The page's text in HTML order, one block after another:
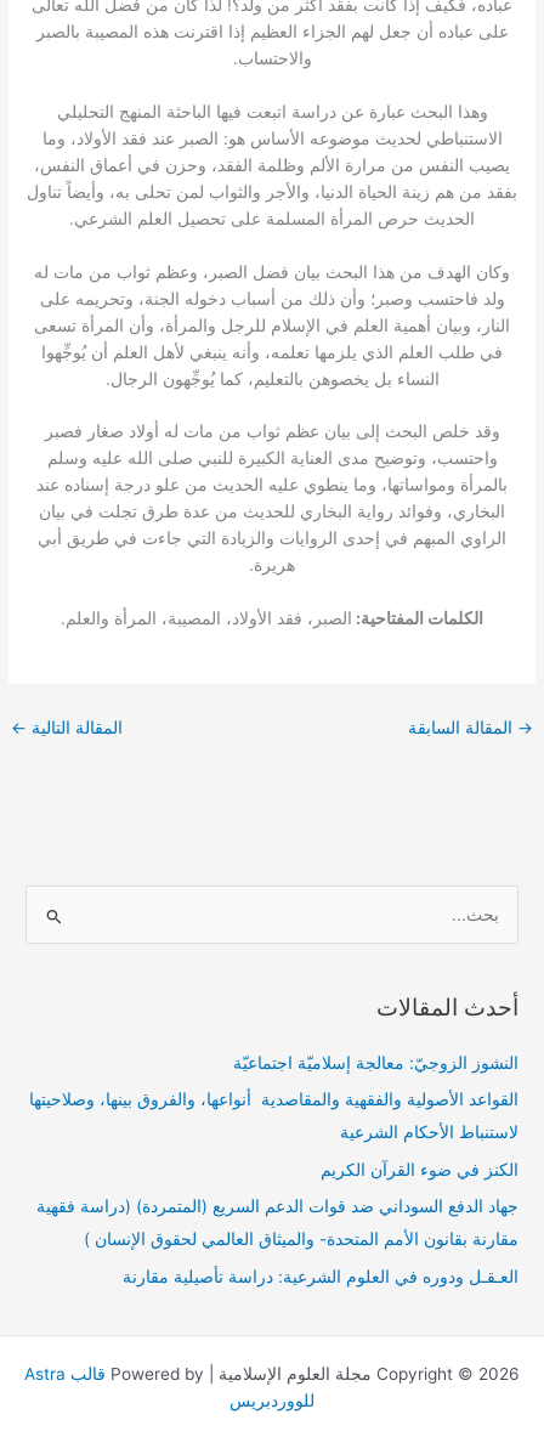
عباده، فكيف إذا كانت بفقد أكثر من ولد؟! لذا كان من فضل الله تعالى
على عباده أن جعل لهم الجزاء العظيم إذا اقترنت هذه المصيبة بالصبر
والاحتساب.
وهذا البحث عبارة عن دراسة اتبعت فيها الباحثة المنهج التحليلي
الاستنباطي لحديث موضوعه الأساس هو: الصبر عند فقد الأولاد، وما
يصيب النفس من مرارة الألم وظلمة الفقد، وحزن في أعماق النفس،
بفقد من هم زينة الحياة الدنيا، والأجر والثواب لمن تحلى به، وأيضاً تناول
الحديث حرص المرأة المسلمة على تحصيل العلم الشرعي.
وكان الهدف من هذا البحث بيان فضل الصبر، وعظم ثواب من مات له
ولد فاحتسب وصبر؛ وأن ذلك من أسباب دخوله الجنة، وتحريمه على
النار، وبيان أهمية العلم في الإسلام للرجل والمرأة، وأن المرأة تسعى
في طلب العلم الذي يلزمها تعلمه، وأنه ينبغي لأهل العلم أن يُوجِّهوا
النساء بل يخصوهن بالتعليم، كما يُوجِّهون الرجال.
وقد خلص البحث إلى بيان عظم ثواب من مات له أولاد صغار فصبر
واحتسب، وتوضيح مدى العناية الكبيرة للنبي صلى الله عليه وسلم
بالمرأة ومواساتها، وما ينطوي عليه الحديث من علو درجة إسناده عند
البخاري، وفوائد رواية البخاري للحديث من عدة طرق تجلت في بيان
الراوي المبهم في إحدى الروايات والزيادة التي جاءت في طريق أبي
هريرة.
الكلمات المفتاحية: الصبر، فقد الأولاد، المصيبة، المرأة والعلم.
→ المقالة السابقة المقالة التالية ←
ح
أحدث المقالات
النشوز الزوجيّ: معالجة إسلاميّة اجتماعيّة
القواعد الأصولية والفقهية والمقاصدية أنواعها، والفروق بينها، وصلاحيتها
لاستنباط الأحكام الشرعية
الكنز في ضوء القرآن الكريم
جهاد الدفع السوداني ضد قوات الدعم السريع (المتمردة) (دراسة فقهية
مقارنة بقانون الأمم المتحدة- والميثاق العالمي لحقوق الإنسان )
العـقـل ودوره في العلوم الشرعية: دراسة تأصيلية مقارنة
Copyright © 2026 مجلة العلوم الإسلامية | Powered by
قالب Astra
للووردبريس